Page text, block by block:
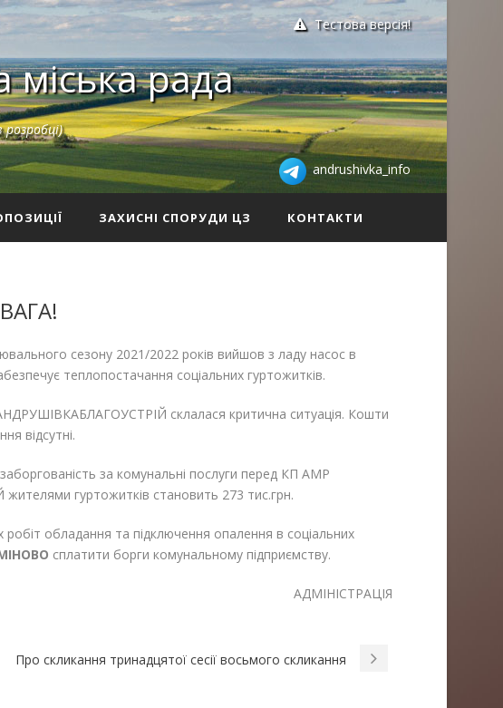
Тестова версія!
міська рада
andrushivka_info
ЗАХИСНІ СПОРУДИ ЦЗ КОНТАКТИ
сезону 2021/2022 років вийшов з ладу насос в
теплопостачання соціальних гуртожитків.
склалася критична ситуація. Кошти
відсутні.
за комунальні послуги перед КП АМР
гуртожитків становить 273 тис.грн.
обладання та підключення опалення в соціальних
сплатити борги комунальному підприємству.
АДМІНІСТРАЦІЯ
Про скликання тринадцятої сесії восьмого скликання